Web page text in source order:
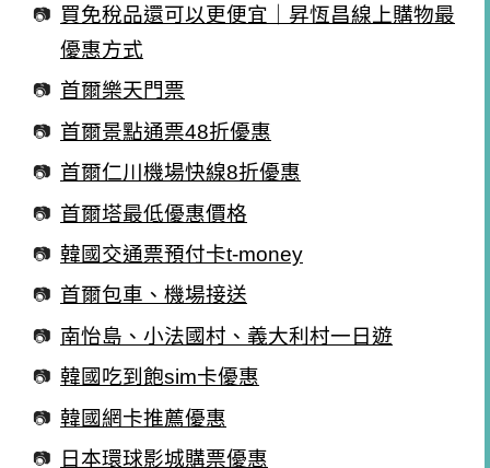
買免稅品還可以更便宜｜昇恆昌線上購物最
優惠方式
首爾樂天門票
首爾景點通票48折優惠
首爾仁川機場快線8折優惠
首爾塔最低優惠價格
韓國交通票預付卡t-money
首爾包車、機場接送
南怡島、小法國村、義大利村一日遊
韓國吃到飽sim卡優惠
韓國網卡推薦優惠
日本環球影城購票優惠